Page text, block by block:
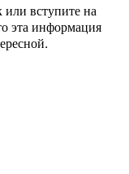
вступите на
эта информация